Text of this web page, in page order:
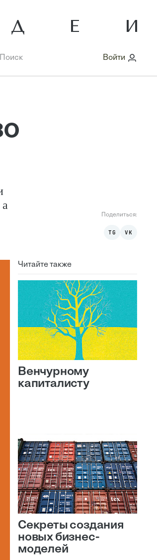
Поиск Войти
Поделиться:
TG VK
Читайте также
Венчурному
капиталисту
Секреты создания
новых бизнес-
моделей